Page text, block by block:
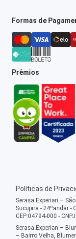
Formas de
Prêmios
Políticas de
Serasa Experian –
Sucupira - 24ºandar -
CEP:04794-000 -
Serasa Experian –
– Bairro Velha,